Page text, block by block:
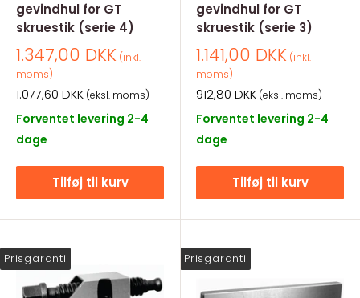
gevindhul for GT
skruestik (serie 4)
Salgspris
1.347,00 DKK (inkl.
moms)
Salgspris
1.077,60 DKK (eksl. moms)
Forventet levering 2-4
dage
Tilføj til kurv
gevindhul for GT
skruestik (serie 3)
Salgspris
1.141,00 DKK (inkl.
moms)
Salgspris
912,80 DKK (eksl. moms)
Forventet levering 2-4
dage
Tilføj til kurv
Prisgaranti Prisgaranti